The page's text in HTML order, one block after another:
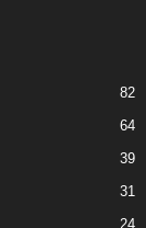
82
64
39
31
24